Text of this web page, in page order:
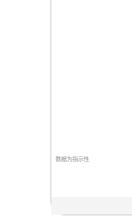
数据为指示性